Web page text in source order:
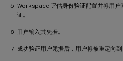
Workspace 评估身份验证配置并将用户
证。
用户输入其凭据。
成功验证用户凭据后，用户将被重定向